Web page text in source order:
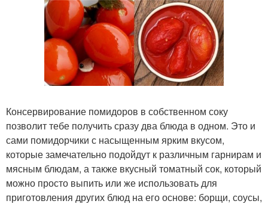
Консервирование помидоров в собственном соку
позволит тебе получить сразу два блюда в одном. Это и
сами помидорчики с насыщенным ярким вкусом,
которые замечательно подойдут к различным гарнирам и
мясным блюдам, а также вкусный томатный сок, который
можно просто выпить или же использовать для
приготовления других блюд на его основе: борщи, соусы,